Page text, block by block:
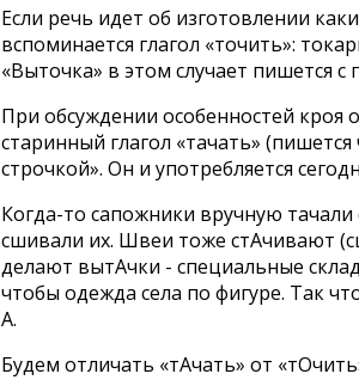
Если речь идет об изготовлении
вспоминается глагол «точить»:
«Выточка» в этом случает пишется с
При обсуждении особенностей
старинный глагол «тачать»
строчкой». Он и употребляется
Когда-то сапожники вручную тачали
сшивали их. Швеи тоже стАчивают
делают вытАчки - специальные
чтобы одежда села по фигуре. Так
А.
Будем отличать «тАчать» от